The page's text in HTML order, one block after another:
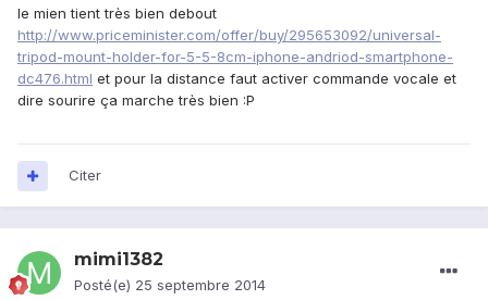
le mien tient très bien debout
http://www.priceminister.com/offer/buy/295653092/universal-
tripod-mount-holder-for-5-5-8cm-iphone-andriod-smartphone-
dc476.html et pour la distance faut activer commande vocale et
dire sourire ça marche très bien :P
Citer
mimi1382
Posté(e) 25 septembre 2014